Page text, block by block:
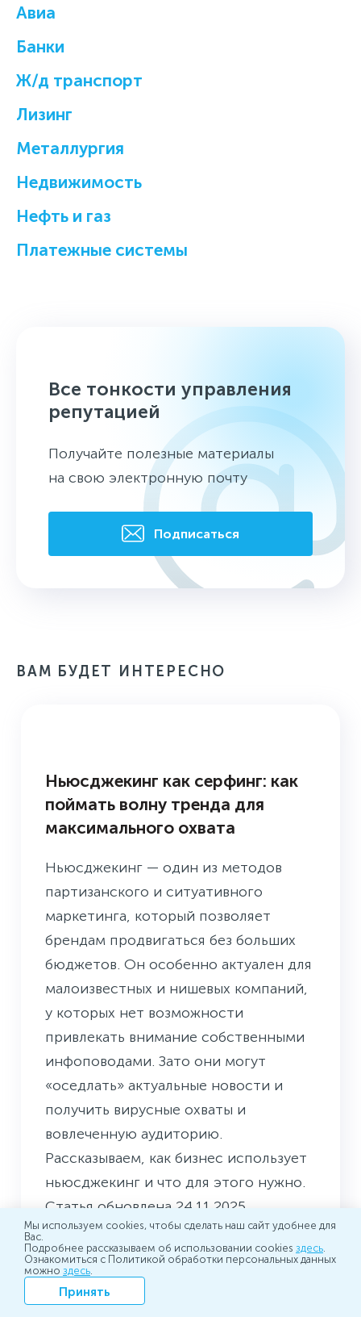
Авиа
Банки
Ж/д транспорт
Лизинг
Металлургия
Недвижимость
Нефть и газ
Платежные системы
Все тонкости управления
репутацией
Получайте полезные материалы
на свою электронную почту
Подписаться
ВАМ БУДЕТ ИНТЕРЕСНО
Ньюсджекинг как серфинг: как
поймать волну тренда для
максимального охвата
Ньюсджекинг — один из методов
партизанского и ситуативного
маркетинга, который позволяет
брендам продвигаться без больших
бюджетов. Он особенно актуален для
малоизвестных и нишевых компаний,
у которых нет возможности
привлекать внимание собственными
инфоповодами. Зато они могут
«оседлать» актуальные новости и
получить вирусные охваты и
вовлеченную аудиторию.
Рассказываем, как бизнес использует
ньюсджекинг и что для этого нужно.
Статья обновлена 24.11.2025.
26.08.2025 12:50
Мы используем cookies, чтобы сделать наш сайт удобнее для
Вас.
Подробнее рассказываем об использовании cookies здесь.
Ознакомиться с Политикой обработки персональных данных
можно здесь.
Принять